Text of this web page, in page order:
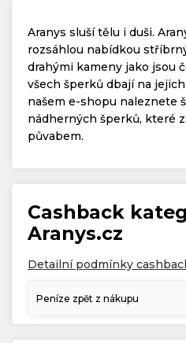
Copyright © 2019 -
Aranys sluší tělu i duši.
rozsáhlou nabídkou
drahými kameny jako jsou
všech šperků dbají na
našem e-shopu naleznete
nádherných šperků, které
půvabem.
Cashback
Aranys.cz
Detailní podmínky
Peníze zpět z nákupu